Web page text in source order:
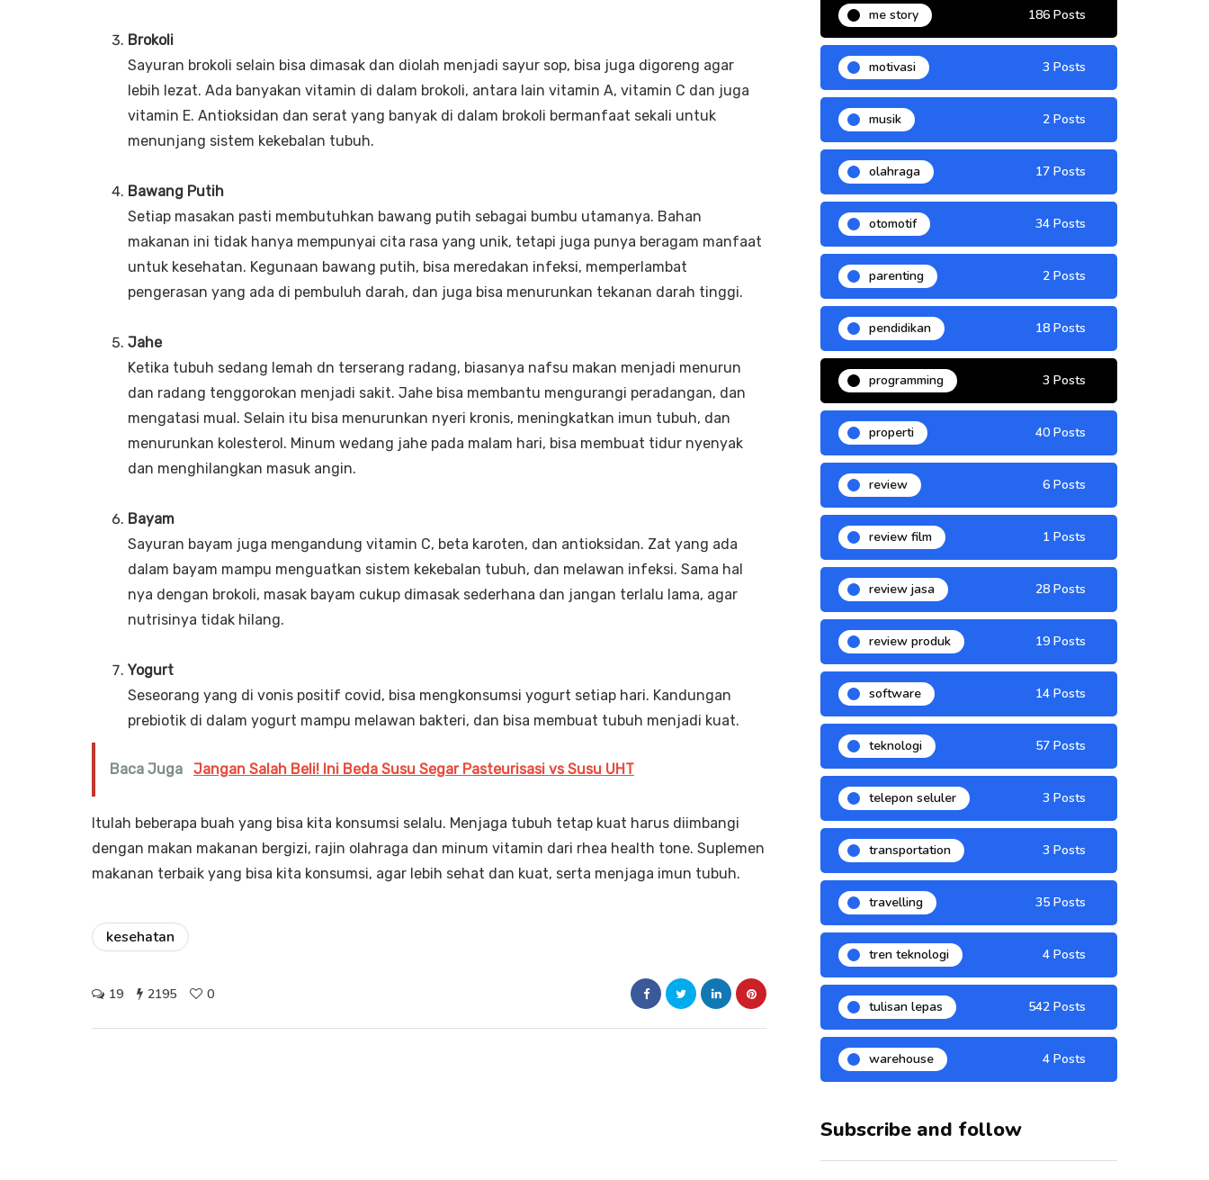
Brokoli
Sayuran brokoli selain bisa dimasak dan diolah menjadi sayur sop, bisa juga digoreng agar
lebih lezat. Ada banyakan vitamin di dalam brokoli, antara lain vitamin A, vitamin C dan juga
vitamin E. Antioksidan dan serat yang banyak di dalam brokoli bermanfaat sekali untuk
menunjang sistem kekebalan tubuh.
Bawang Putih
Setiap masakan pasti membutuhkan bawang putih sebagai bumbu utamanya. Bahan
makanan ini tidak hanya mempunyai cita rasa yang unik, tetapi juga punya beragam manfaat
untuk kesehatan. Kegunaan bawang putih, bisa meredakan infeksi, memperlambat
pengerasan yang ada di pembuluh darah, dan juga bisa menurunkan tekanan darah tinggi.
Jahe
Ketika tubuh sedang lemah dn terserang radang, biasanya nafsu makan menjadi menurun
dan radang tenggorokan menjadi sakit. Jahe bisa membantu mengurangi peradangan, dan
mengatasi mual. Selain itu bisa menurunkan nyeri kronis, meningkatkan imun tubuh, dan
menurunkan kolesterol. Minum wedang jahe pada malam hari, bisa membuat tidur nyenyak
dan menghilangkan masuk angin.
Bayam
Sayuran bayam juga mengandung vitamin C, beta karoten, dan antioksidan. Zat yang ada
dalam bayam mampu menguatkan sistem kekebalan tubuh, dan melawan infeksi. Sama hal
nya dengan brokoli, masak bayam cukup dimasak sederhana dan jangan terlalu lama, agar
nutrisinya tidak hilang.
Yogurt
Seseorang yang di vonis positif covid, bisa mengkonsumsi yogurt setiap hari. Kandungan
prebiotik di dalam yogurt mampu melawan bakteri, dan bisa membuat tubuh menjadi kuat.
Baca Juga Jangan Salah Beli! Ini Beda Susu Segar Pasteurisasi vs Susu UHT
Itulah beberapa buah yang bisa kita konsumsi selalu. Menjaga tubuh tetap kuat harus diimbangi
dengan makan makanan bergizi, rajin olahraga dan minum vitamin dari rhea health tone. Suplemen
makanan terbaik yang bisa kita konsumsi, agar lebih sehat dan kuat, serta menjaga imun tubuh.
kesehatan
19 2195 0
me story 186 Posts
motivasi 3 Posts
musik 2 Posts
olahraga 17 Posts
otomotif 34 Posts
parenting 2 Posts
pendidikan 18 Posts
programming 3 Posts
properti 40 Posts
review 6 Posts
review film 1 Posts
review jasa 28 Posts
review produk 19 Posts
software 14 Posts
teknologi 57 Posts
telepon seluler 3 Posts
transportation 3 Posts
travelling 35 Posts
tren teknologi 4 Posts
tulisan lepas 542 Posts
warehouse 4 Posts
Subscribe and follow